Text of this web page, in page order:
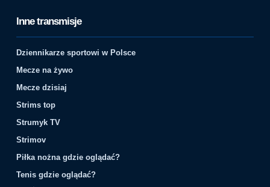
Inne transmisje
Dziennikarze sportowi w Polsce
Mecze na żywo
Mecze dzisiaj
Strims top
Strumyk TV
Strimov
Piłka nożna gdzie oglądać?
Tenis gdzie oglądać?